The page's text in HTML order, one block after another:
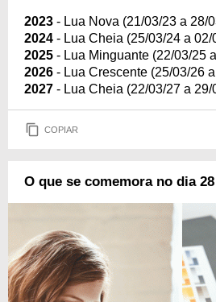
2023 - Lua Nova (21/03/23 a 28/
2024 - Lua Cheia (25/03/24 a 02/
2025 - Lua Minguante (22/03/25
2026 - Lua Crescente (25/03/26
2027 - Lua Cheia (22/03/27 a 29/
COPIAR
O que se comemora no dia